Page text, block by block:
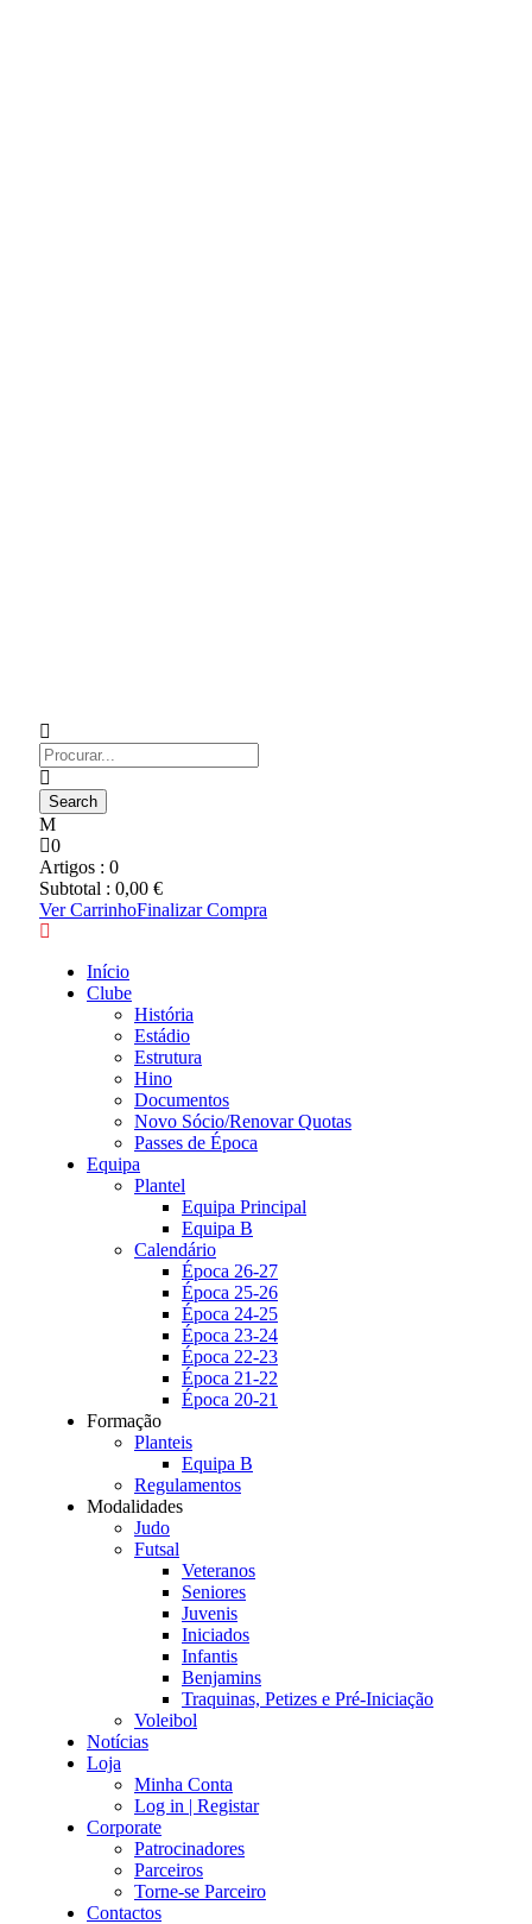
0
Artigos : 0
Subtotal : 0,00 €
Ver CarrinhoFinalizar Compra
Início
Clube
História
Estádio
Estrutura
Hino
Documentos
Novo Sócio/Renovar Quotas
Passes de Época
Equipa
Plantel
Equipa Principal
Equipa B
Calendário
Época 26-27
Época 25-26
Época 24-25
Época 23-24
Época 22-23
Época 21-22
Época 20-21
Formação
Planteis
Equipa B
Regulamentos
Modalidades
Judo
Futsal
Veteranos
Seniores
Juvenis
Iniciados
Infantis
Benjamins
Traquinas, Petizes e Pré-Iniciação
Voleibol
Notícias
Loja
Minha Conta
Log in | Registar
Corporate
Patrocinadores
Parceiros
Torne-se Parceiro
Contactos